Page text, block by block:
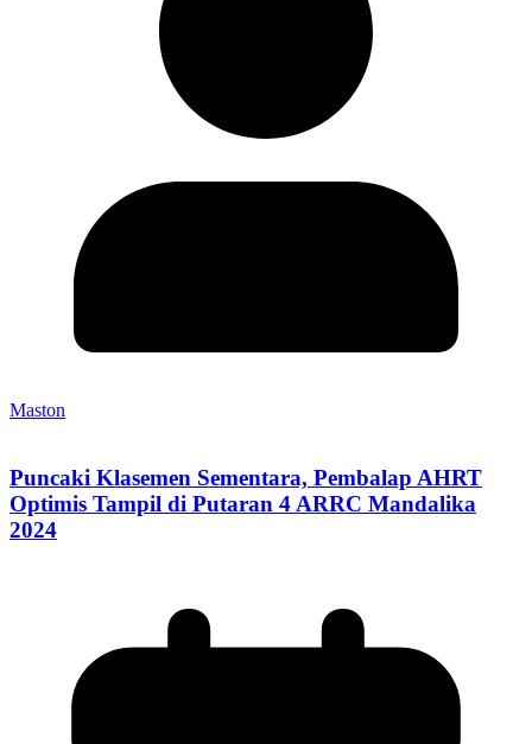
Maston
Puncaki Klasemen Sementara, Pembalap AHRT
Optimis Tampil di Putaran 4 ARRC Mandalika
2024